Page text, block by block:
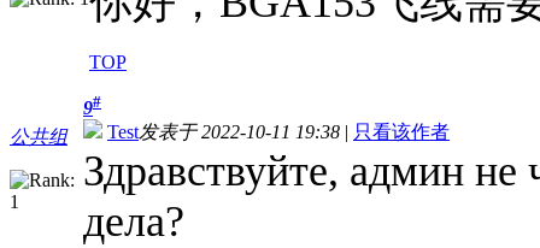
TOP
公共组
9#
Test发表于 2022-10-11 19:38 | 只看该作者
Здравствуйте, админ
дела?